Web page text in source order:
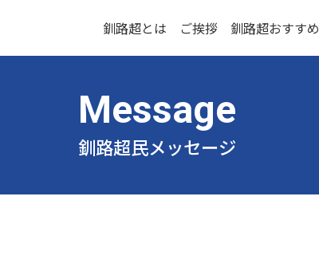
釧路超とは ご挨拶 釧路超おすすめ
釧路超民メッセージ